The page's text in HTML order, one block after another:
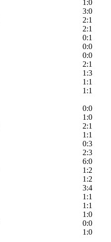
1:0
3:0
2:1
2:1
0:1
0:0
0:0
2:1
1:3
1:1
1:1
0:0
1:0
2:1
1:1
0:3
2:3
6:0
1:2
1:2
3:4
1:1
1:1
1:0
0:0
1:0